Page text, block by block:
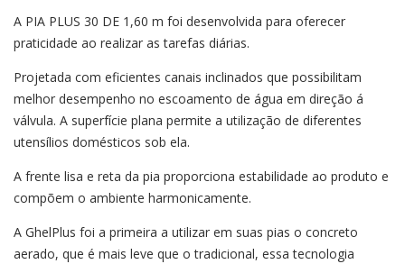
A PIA PLUS 30 DE 1,60 m foi desenvolvida para oferecer
praticidade ao realizar as tarefas diárias.
Projetada com eficientes canais inclinados que possibilitam
melhor desempenho no escoamento de água em direção á
válvula. A superfície plana permite a utilização de diferentes
utensílios domésticos sob ela.
A frente lisa e reta da pia proporciona estabilidade ao produto e
compõem o ambiente harmonicamente.
A GhelPlus foi a primeira a utilizar em suas pias o concreto
aerado, que é mais leve que o tradicional, essa tecnologia